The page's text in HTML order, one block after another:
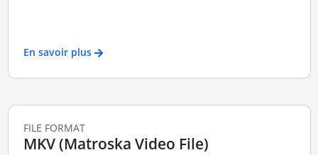
En savoir plus
FILE FORMAT
MKV (Matroska Video File)